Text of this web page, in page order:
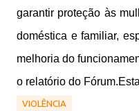
garantir proteção às
doméstica e familiar,
melhoria do
o relatório do
VIOLÊNCIA